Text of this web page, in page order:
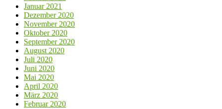
Januar 2021
Dezember 2020
November 2020
Oktober 2020
September 2020
August 2020
Juli 2020
Juni 2020
Mai 2020
April 2020
März 2020
Februar 2020